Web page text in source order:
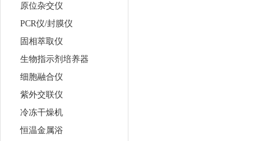
原位杂交仪
PCR仪/封膜仪
固相萃取仪
生物指示剂培养器
细胞融合仪
紫外交联仪
冷冻干燥机
恒温金属浴